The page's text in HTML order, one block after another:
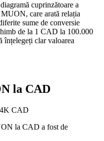
cuprinzătoare a
care arată relația
sume de conversie
de la 1 CAD la 100.000
clar valoarea
la CAD
CAD
la CAD a fost de